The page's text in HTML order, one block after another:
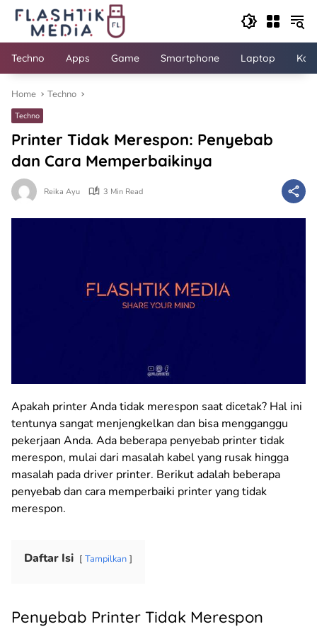
Skip
content
Techno Apps Game Smartphone Laptop
Home Techno
Techno
Printer Tidak Merespon: Penyebab
dan Cara Memperbaikinya
Reika Ayu 3 Min Read
Apakah printer Anda tidak merespon saat dicetak? Hal ini
tentunya sangat menjengkelkan dan bisa mengganggu
pekerjaan Anda. Ada beberapa penyebab printer tidak
merespon, mulai dari masalah kabel yang rusak hingga
masalah pada driver printer. Berikut adalah beberapa
penyebab dan cara memperbaiki printer yang tidak
merespon.
Daftar Isi Tampilkan
Penyebab Printer Tidak Merespon